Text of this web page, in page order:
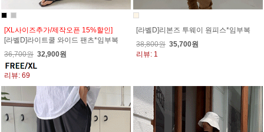
[XL사이즈추가/제작오픈 15%할인]
[라벨D]라이트쿨 와이드 팬츠*임부복
36,700원 32,900원
리뷰: 69
[라벨D]리본즈 투웨이 원피스*임부복
38,800원 35,700원
리뷰: 1